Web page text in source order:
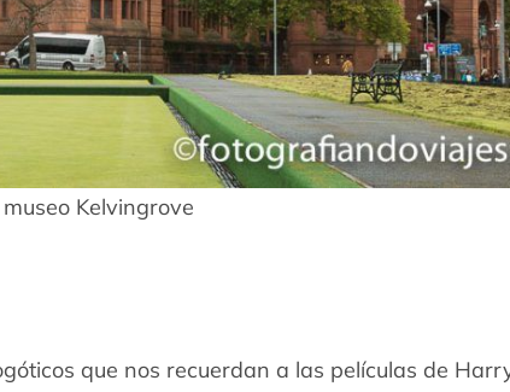
Kelvingrove
que nos recuerdan a las películas de